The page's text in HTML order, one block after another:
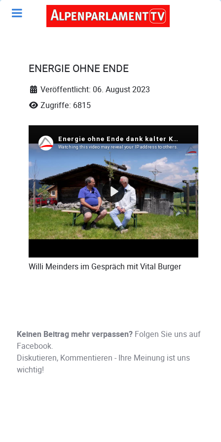
ENERGIE OHNE ENDE
Veröffentlicht: 06. August 2023
Zugriffe: 6815
Willi Meinders im Gespräch mitVital Burger
Keinen Beitrag mehr verpassen? Folgen Sie uns auf
Facebook.
Diskutieren, Kommentieren - Ihre Meinung ist uns
wichtig!